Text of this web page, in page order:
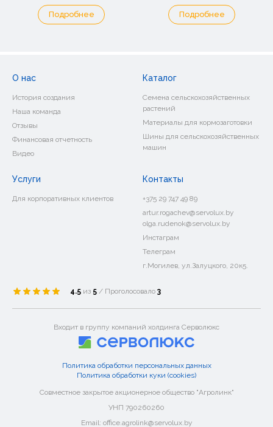
Подробнее Подробнее
О нас
История создания
Наша команда
Отзывы
Финансовая отчетность
Видео
Каталог
Семена сельскохозяйственных
растений
Материалы для кормозаготовки
Шины для сельскохозяйственных
машин
Услуги
Для корпоративных клиентов
Контакты
+375 29 747 49 89
artur.rogachev@servolux.by
olga.rudenok@servolux.by
Инстаграм
Телеграм
г.Могилев, ул.Залуцкого, 20к5.
4.5 из 5 / Проголосовало 3
Входит в группу компаний холдинга Серволюкс
Политика обработки персональных данных
Политика обработки куки (cookies)
Совместное закрытое акционерное общество "Агролинк"
УНП 790260260
Email: office.agrolink@servolux.by